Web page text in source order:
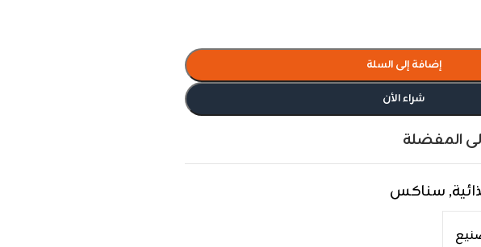
إضافة إلى السلة
شراء الأن
المفضلة
, سناكس